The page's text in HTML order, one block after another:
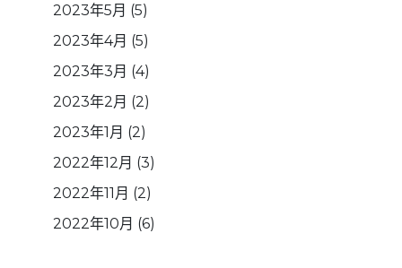
2023年5月 (5)
2023年4月 (5)
2023年3月 (4)
2023年2月 (2)
2023年1月 (2)
2022年12月 (3)
2022年11月 (2)
2022年10月 (6)